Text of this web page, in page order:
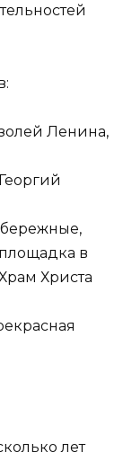
Ленина,
в
Христа
лет